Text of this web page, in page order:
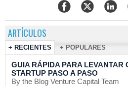
ARTÍCULOS
+ RECIENTES + POPULARES
GUIA RÁPIDA PARA LEVANTAR
STARTUP PASO A PASO
By the Blog Venture Capital Team